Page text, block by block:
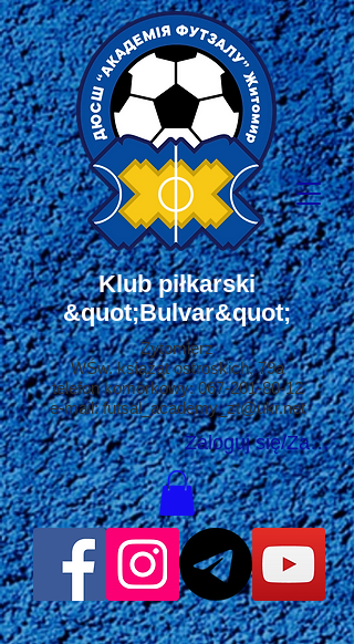
Klub piłkarski
&quot;Bulvar&quot;
Zaloguj się/
Żytomierz
WŚw. książąt ostroskich, 79a
telefon komórkowy:067-201-80-12
e-mail:futsal_academy_zt@ukr.net